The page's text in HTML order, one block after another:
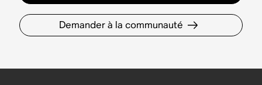
Demander à la communauté